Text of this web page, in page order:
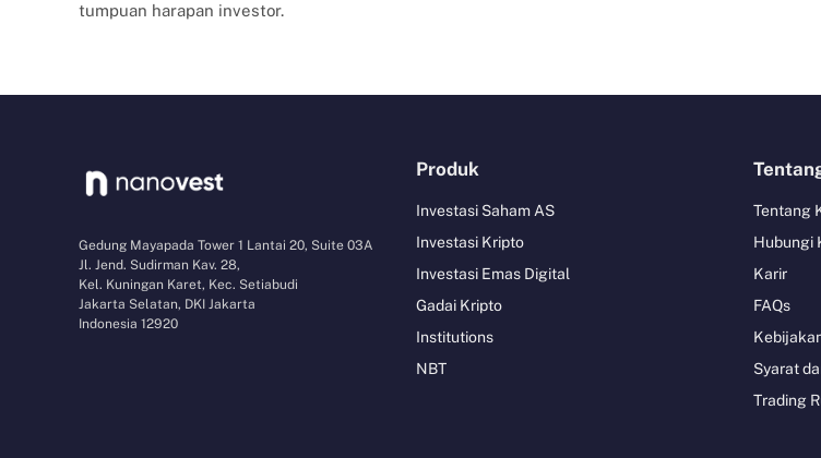
tumpuan harapan investor.
Gedung Mayapada Tower 1 Lantai 20, Suite 03A
Jl. Jend. Sudirman Kav. 28,
Kel. Kuningan Karet, Kec. Setiabudi
Jakarta Selatan, DKI Jakarta
Indonesia 12920
Produk
Investasi Saham AS
Investasi Kripto
Investasi Emas Digital
Gadai Kripto
Institutions
NBT
Tentang
Hubungi
Karir
FAQs
Syarat
Trading